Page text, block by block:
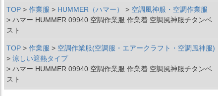
TOP 作業服 HUMMER（ハマー）
空調風神服・空調作業服
ハマー HUMMER 09940 空調作業服 作業着 空調風神服チタンベ
スト
TOP 作業服
空調作業服(空調服・エアークラフト・空調風神服)
涼しい遮熱タイプ
ハマー HUMMER 09940 空調作業服 作業着 空調風神服チタンベ
スト